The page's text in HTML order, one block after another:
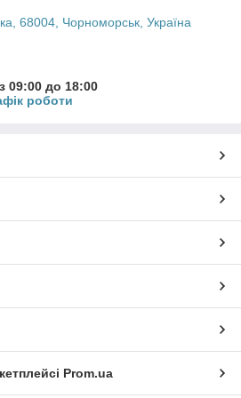
68004, Чорноморськ, Україна
09:00 до 18:00
роботи
Prom.ua